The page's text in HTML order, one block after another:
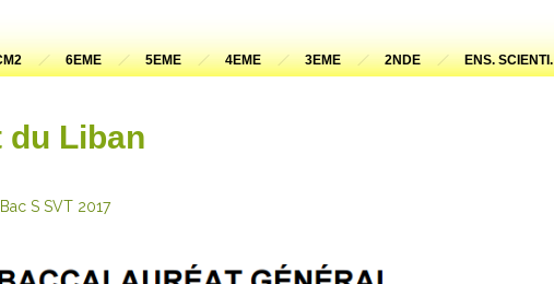
6EME 5EME 4EME 3EME 2NDE ENS. SCIENTI.
du Liban
S SVT 2017